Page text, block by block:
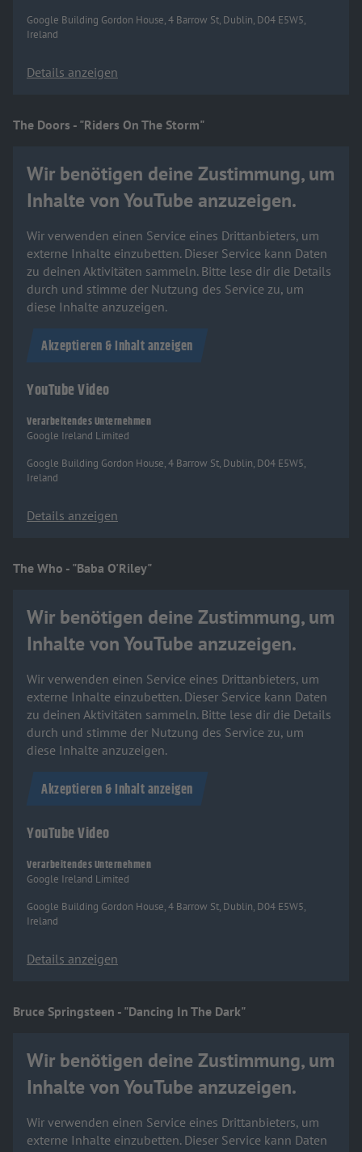
Google Building Gordon House, 4 Barrow St, Dublin, D04 E5W5,
Ireland
Details anzeigen
The Doors - "Riders On The Storm"
Wir benötigen deine Zustimmung, um
Inhalte von YouTube anzuzeigen.
Wir verwenden einen Service eines Drittanbieters, um
externe Inhalte einzubetten. Dieser Service kann Daten
zu deinen Aktivitäten sammeln. Bitte lese dir die Details
durch und stimme der Nutzung des Service zu, um
diese Inhalte anzuzeigen.
Akzeptieren & Inhalt anzeigen
YouTube Video
Verarbeitendes Unternehmen
Google Ireland Limited
Google Building Gordon House, 4 Barrow St, Dublin, D04 E5W5,
Ireland
Details anzeigen
The Who - "Baba O'Riley"
Wir benötigen deine Zustimmung, um
Inhalte von YouTube anzuzeigen.
Wir verwenden einen Service eines Drittanbieters, um
externe Inhalte einzubetten. Dieser Service kann Daten
zu deinen Aktivitäten sammeln. Bitte lese dir die Details
durch und stimme der Nutzung des Service zu, um
diese Inhalte anzuzeigen.
Akzeptieren & Inhalt anzeigen
YouTube Video
Verarbeitendes Unternehmen
Google Ireland Limited
Google Building Gordon House, 4 Barrow St, Dublin, D04 E5W5,
Ireland
Details anzeigen
Bruce Springsteen - "Dancing In The Dark"
Wir benötigen deine Zustimmung, um
Inhalte von YouTube anzuzeigen.
Wir verwenden einen Service eines Drittanbieters, um
externe Inhalte einzubetten. Dieser Service kann Daten